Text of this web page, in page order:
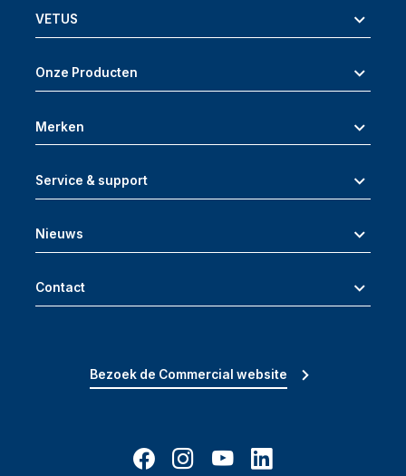
VETUS
Onze Producten
Merken
Service & support
Nieuws
Contact
Bezoek de Commercial website